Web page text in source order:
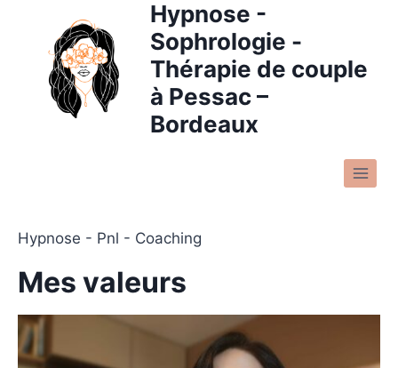
Hypnose -
Sophrologie -
Thérapie de couple
à Pessac –
Bordeaux
Hypnose - Pnl - Coaching
Mes valeurs